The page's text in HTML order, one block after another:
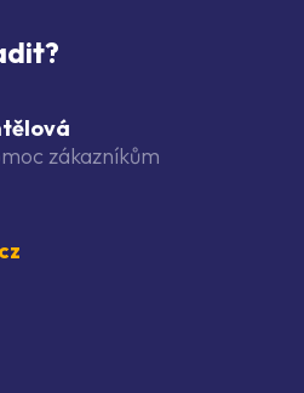
zákazníkům